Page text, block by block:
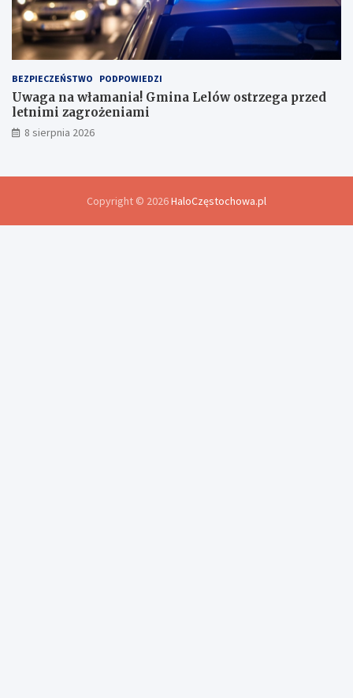
BEZPIECZEŃSTWO PODPOWIEDZI
Uwaga na włamania! Gmina Lelów ostrzega przed
letnimi zagrożeniami
8 sierpnia 2026
Copyright © 2026HaloCzęstochowa.pl